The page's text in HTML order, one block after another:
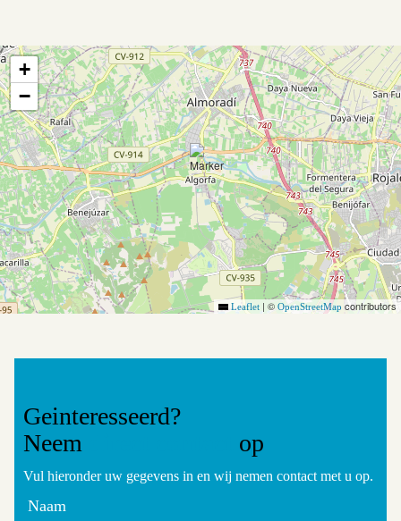
+
−
Leaflet | © OpenStreetMap contributors
Geinteresseerd?
Neem
op
Vul hieronder uw gegevens in en wij nemen contact met u op.
Naam